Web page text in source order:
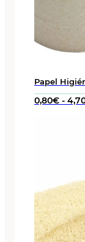
Papel
0,80€ -